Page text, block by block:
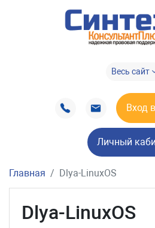
Весь сайт
Вход
Личный
Главная Dlya-LinuxOS
Dlya-LinuxOS